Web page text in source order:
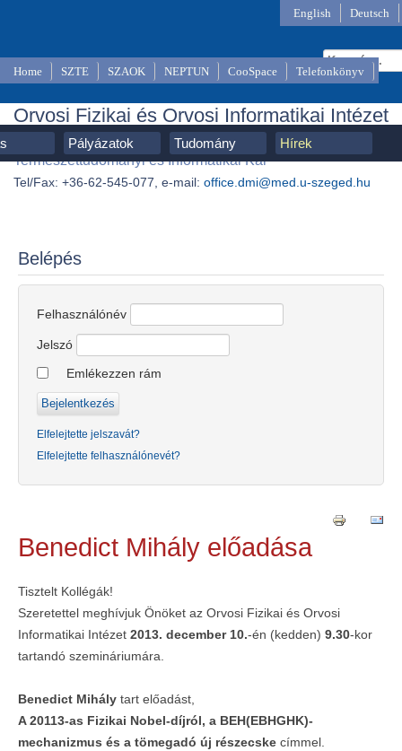
Home SZTE SZAOK NEPTUN CooSpace Telefonkönyv
Orvosi Fizikai és Orvosi Informatikai Intézet
SZTE, Szent-Györgyi Albert Orvostudományi Kar,
Természettudományi és Informatikai Kar
Tel/Fax: +36-62-545-077, e-mail: office.dmi@med.u-szeged.hu
English Deutsch
Pályázatok Tudomány Hírek
Belépés
Felhasználónév
Jelszó
Emlékezzen rám
Elfelejtette jelszavát?
Elfelejtette felhasználónevét?
Benedict Mihály előadása
Tisztelt Kollégák!
Szeretettel meghívjuk Önöket az Orvosi Fizikai és Orvosi
Informatikai Intézet 2013. december 10.-én (kedden) 9.30-kor
tartandó szemináriumára.
Benedict Mihály tart előadást,
A 20113-as Fizikai Nobel-díjról, a BEH(EBHGHK)-
mechanizmus és a tömegadó új részecske címmel.